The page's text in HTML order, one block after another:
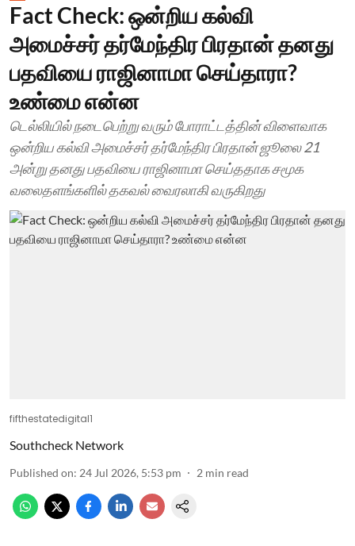
Fact Check: ஒன்றிய கல்வி
அமைச்சர் தர்மேந்திர பிரதான் தனது
பதவியை ராஜினாமா செய்தாரா?
உண்மை என்ன
டெல்லியில் நடைபெற்று வரும் போராட்டத்தின் விளைவாக
ஒன்றிய கல்வி அமைச்சர் தர்மேந்திர பிரதான் ஜூலை 21
அன்று தனது பதவியை ராஜினாமா செய்ததாக சமூக
வலைதளங்களில் தகவல் வைரலாகி வருகிறது
fifthestatedigital1
Southcheck Network
Published on: 24 Jul 2026, 5:53 pm 2 min read